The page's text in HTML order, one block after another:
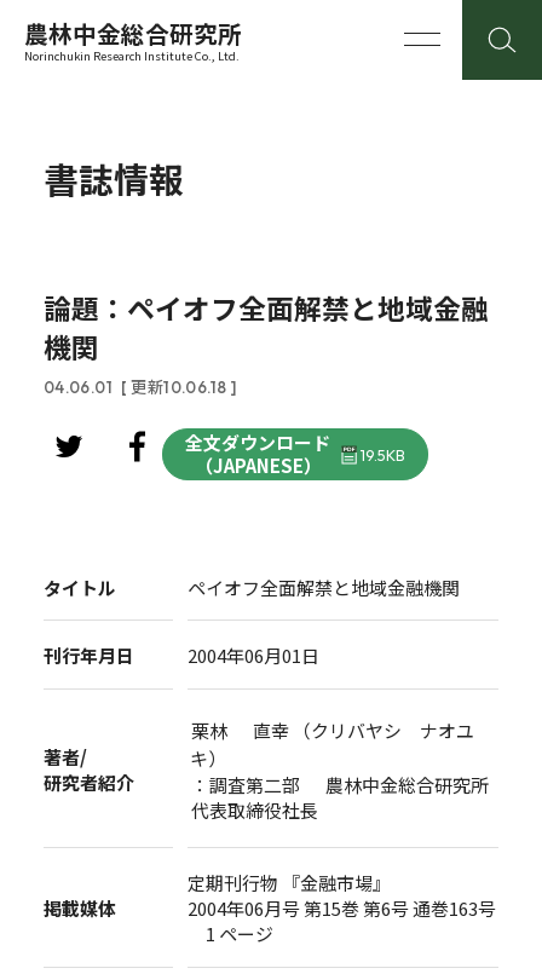
農林中金総合研究所
Norinchukin Research Institute Co., Ltd.
書誌情報
論題：ペイオフ全面解禁と地域金融
機関
04.06.01 [ 更新10.06.18 ]
全文ダウンロード
（JAPANESE）
19.5KB
タイトル ペイオフ全面解禁と地域金融機関
刊行年月日 2004年06月01日
著者/
研究者紹介
栗林 直幸 （クリバヤシ ナオユ
キ）
：調査第二部 農林中金総合研究所
代表取締役社長
掲載媒体
定期刊行物 『金融市場』
2004年06月号 第15巻 第6号 通巻163号
1 ページ